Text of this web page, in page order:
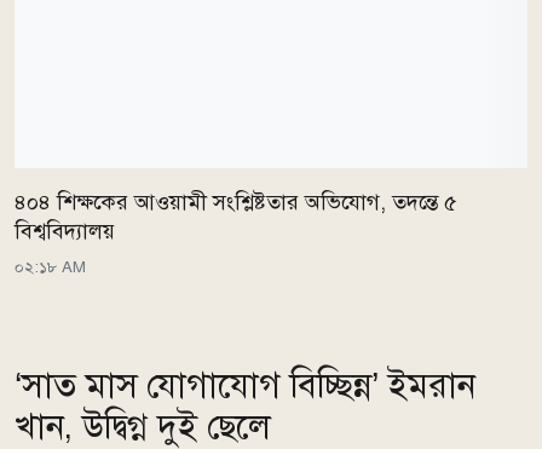
৪০৪ শিক্ষকের আওয়ামী সংশ্লিষ্টতার অভিযোগ, তদন্তে ৫
বিশ্ববিদ্যালয়
০২:১৮ AM
‘সাত মাস যোগাযোগ বিচ্ছিন্ন’ ইমরান
খান, উদ্বিগ্ন দুই ছেলে